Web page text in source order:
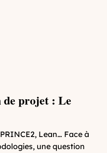
de projet : Le
Lean… Face à
une question